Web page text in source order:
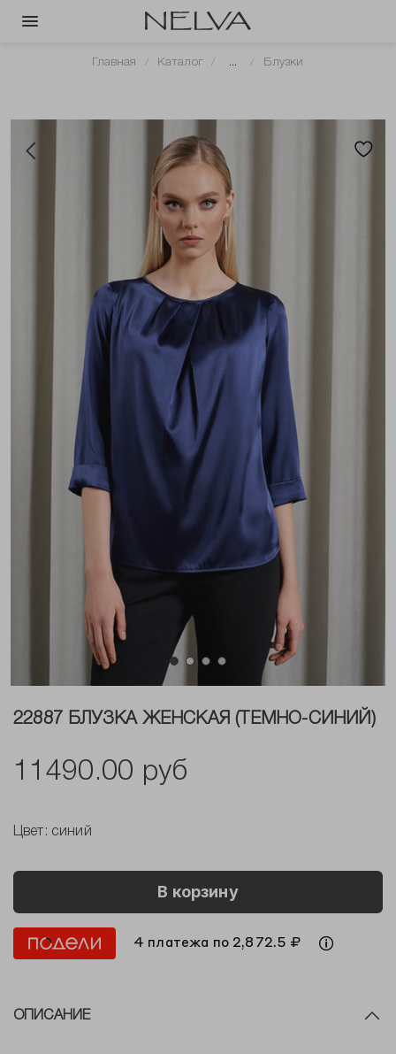
Главная Каталог ... Блузки
22887 БЛУЗКА ЖЕНСКАЯ (ТЕМНО-СИНИЙ)
11490.00 руб
Цвет: синий
В корзину
4 платежа по 2,872.5 ₽
ОПИСАНИЕ